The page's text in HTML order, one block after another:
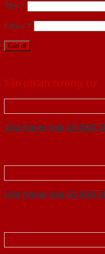
Tên *
Email *
Sản phẩm tương tự
Cửa Nhôm Vân Gỗ SGD-
Cửa Nhôm Vân Gỗ SGD-